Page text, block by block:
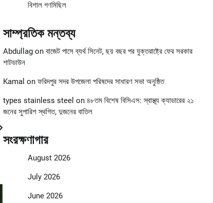
বিশাল গণমিছিল
সাম্প্রতিক মন্তব্য
Abdullagon বাজেট পাসে ব্যর্থ সিনেট, ছয় বছর পর যুক্তরাষ্ট্রে ফের সরকার
শাটডাউন
Kamal on ফরিদপুর সদর উপজেলা পরিষদের সাধারণ সভা অনুষ্ঠিত
types stainless steel on ৪৮তম বিশেষ বিসিএস: স্বাস্থ্য ক্যাডারের ২১
জনের সুপারিশ স্থগিত, দুজনের বাতিল
সংরক্ষণাগার
August 2026
July 2026
June 2026